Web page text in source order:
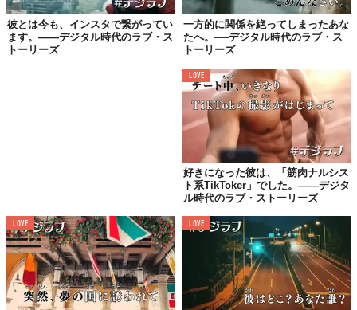
帰ろうかと思いました。
だって初デートとは思えないファッションをしていたんですも
ん。うす汚れたサンダルに、パンツの片方だけ裾をひざまでまく
とはいえ、どうしても好きな人への想いを断ち切りたかった。
「ごめん、ちょっと遅れます」と連絡し、トイレへ逃げ込んで、
気持ちを落ち着かせてから彼のもとへ向かいました。
でも、何気なく持っていたバッグや財布がわたしも好きなブラン
ドだと分かって、食べることや映画、アウトドアなど趣味の話も
意外と弾み、何より博識なところに魅力を感じ……。
解散する頃には、ファッションことはどうでもよくなっていまし
た。
すると、です。
「僕は付き合いたいなと思っているんで、またデートしてくださ
彼とは今も、インスタで繋がってい
ます。——デジタル時代のラブ・ス
トーリーズ
一方的に関係を絶ってしまったあな
たへ。──デジタル時代のラブ・ス
トーリーズ
LOVE
好きになった彼は、「筋肉ナルシス
ト系TikToker」でした。——デジタ
ル時代のラブ・ストーリーズ
LOVE LOVE